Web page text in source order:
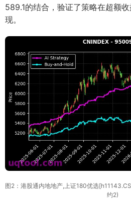
589.1的结合，验证了策略在超额
现。
图2：港股通内地地产,上证180优选
约2)